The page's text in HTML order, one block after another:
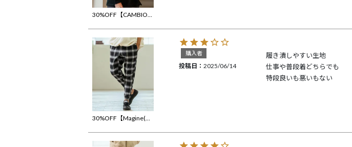
30%OFF【CAMBIO(カンビオ)】MINI URAKE One Arm Long Sleeve Pullover ミニ裏毛スウェット(S42225cmb)
30%OFF【Magine(マージン)】Stretch Check Fabric Tapered Pants チェック柄テーパードパンツ(MGN-251-007)
購入者
投稿日 2025/06/14
履き潰しやすい生地
仕事や普段着どちらでも
特段良いも悪いもない